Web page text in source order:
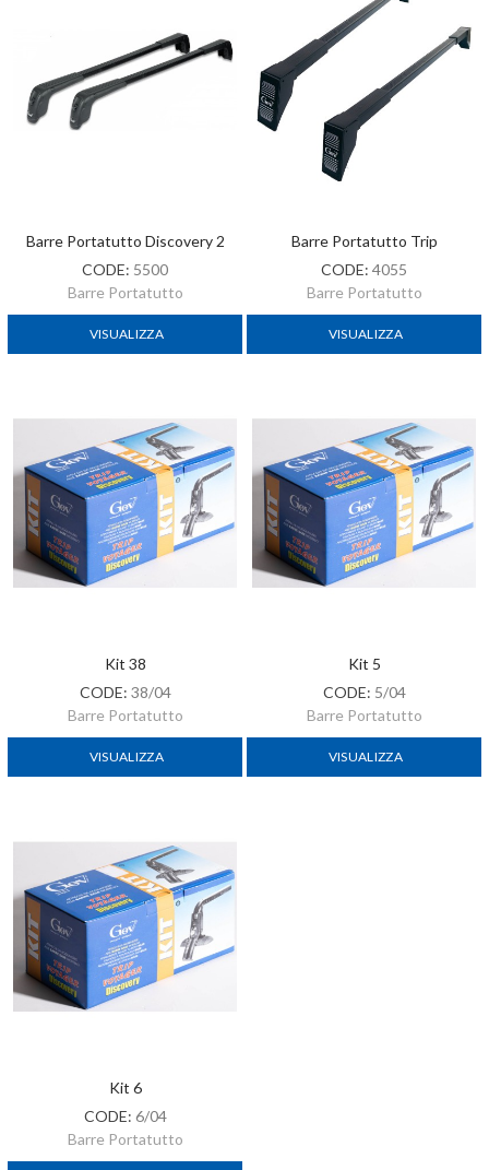
Barre Portatutto Discovery 2
CODE: 5500
Barre Portatutto
VISUALIZZA
Barre Portatutto Trip
CODE: 4055
Barre Portatutto
VISUALIZZA
Kit 38
CODE: 38/04
Barre Portatutto
VISUALIZZA
Kit 5
CODE: 5/04
Barre Portatutto
VISUALIZZA
Kit 6
CODE: 6/04
Barre Portatutto